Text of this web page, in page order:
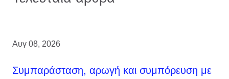
Αυγ 08, 2026
Συμπαράσταση, αρωγή και συμπόρευση με